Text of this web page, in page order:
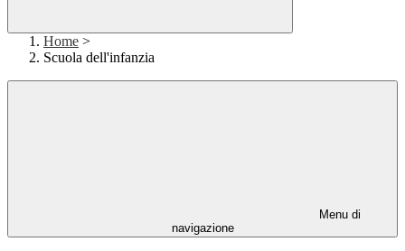
Home >
Scuola dell'infanzia
Menu di
navigazione